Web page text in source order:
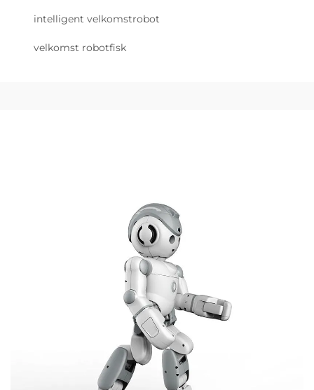
intelligent velkomstrobot
velkomst robotfisk